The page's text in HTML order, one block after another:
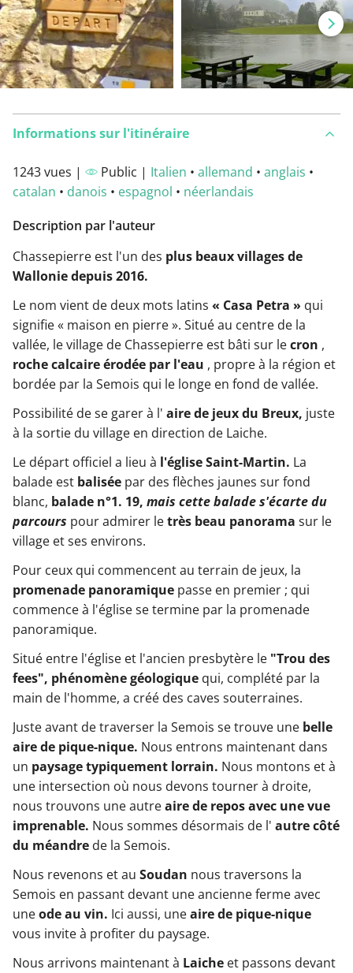
Informations sur l'itinéraire
1243 vues | Public | Italien • allemand • anglais •
catalan • danois • espagnol • néerlandais
Description par l'auteur
Chassepierre est l'un des plus beaux villages de
Wallonie depuis 2016.
Le nom vient de deux mots latins « Casa Petra » qui
signifie « maison en pierre ». Situé au centre de la
vallée, le village de Chassepierre est bâti sur lecron ,
roche calcaire érodée par l'eau , propre à la région et
bordée par la Semois qui le longe en fond de vallée.
Possibilité de se garer à l' aire de jeux du Breux, juste
à la sortie du village en direction de Laiche.
Le départ officiel a lieu à l'église Saint-Martin. La
balade est balisée par des flèches jaunes sur fond
blanc, balade n°1. 19, mais cette balade s'écarte du
parcours pour admirer letrès beau panorama sur le
village et ses environs.
Pour ceux qui commencent au terrain de jeux, la
promenade panoramique passe en premier ; qui
commence à l'église se termine par la promenade
panoramique.
Situé entre l'église et l'ancien presbytère le "Trou des
fees", phénomène géologique qui, complété par la
main de l'homme, a créé des caves souterraines.
Juste avant de traverser la Semois se trouve une belle
aire de pique-nique. Nous entrons maintenant dans
un paysage typiquement lorrain. Nous montons et à
une intersection où nous devons tourner à droite,
nous trouvons une autreaire de repos avec une vue
imprenable. Nous sommes désormais de l' autre côté
du méandre de la Semois.
Nous revenons et au Soudan nous traversons la
Semois en passant devant une ancienne ferme avec
uneode au vin. Ici aussi, uneaire de pique-nique
vous invite à profiter du paysage.
Nous arrivons maintenant à Laiche et passons devant